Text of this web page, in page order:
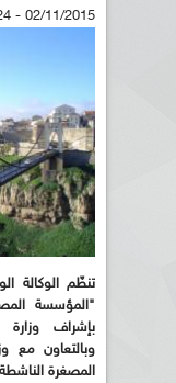
02/11/2015 - 12:24
تنظّم الوكالة
"المؤسسة
بإشراف وزارة
وبالتعاون مع
المصغرة